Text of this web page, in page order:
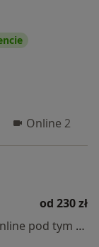
Online 2
od 230 zł
Specjalista nie oferuje umawiania online pod tym adresem.